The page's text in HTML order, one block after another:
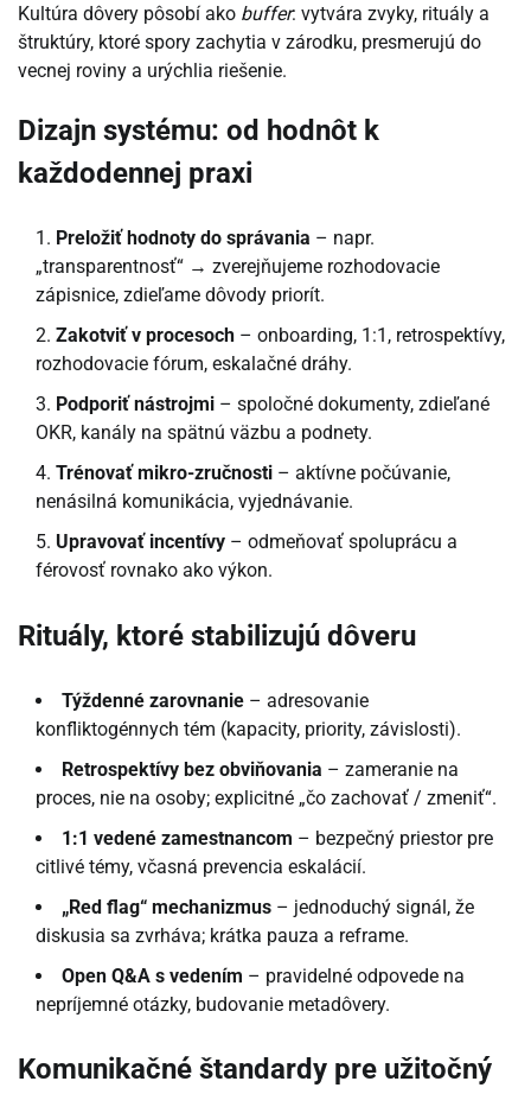
Kultúra dôvery pôsobí ako buffer: vytvára zvyky, rituály a
štruktúry, ktoré spory zachytia v zárodku, presmerujú do
vecnej roviny a urýchlia riešenie.
Dizajn systému: od hodnôt k
každodennej praxi
Preložiť hodnoty do správania – napr.
„transparentnosť“ → zverejňujeme rozhodovacie
zápisnice, zdieľame dôvody priorít.
Zakotviť v procesoch – onboarding, 1:1, retrospektívy,
rozhodovacie fórum, eskalačné dráhy.
Podporiť nástrojmi – spoločné dokumenty, zdieľané
OKR, kanály na spätnú väzbu a podnety.
Trénovať mikro-zručnosti – aktívne počúvanie,
nenásilná komunikácia, vyjednávanie.
Upravovať incentívy – odmeňovať spoluprácu a
férovosť rovnako ako výkon.
Rituály, ktoré stabilizujú dôveru
Týždenné zarovnanie – adresovanie
konfliktogénnych tém (kapacity, priority, závislosti).
Retrospektívy bez obviňovania – zameranie na
proces, nie na osoby; explicitné „čo zachovať / zmeniť“.
1:1 vedené zamestnancom – bezpečný priestor pre
citlivé témy, včasná prevencia eskalácií.
„Red flag“ mechanizmus – jednoduchý signál, že
diskusia sa zvrháva; krátka pauza a reframe.
Open Q&A s vedením – pravidelné odpovede na
nepríjemné otázky, budovanie metadôvery.
Komunikačné štandardy pre užitočný